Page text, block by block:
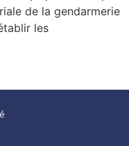
de la gendarmerie
les